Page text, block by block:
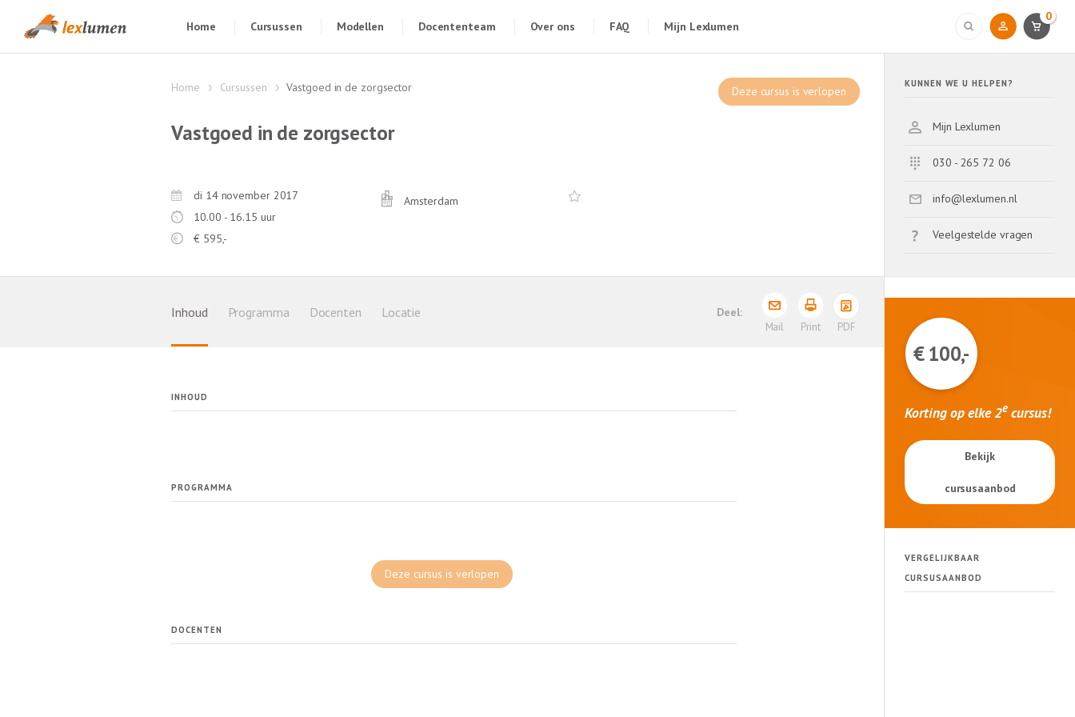
Home Cursussen Modellen Docententeam Over ons FAQ Mijn Lexlumen
0
Home Cursussen Vastgoed in de zorgsector Deze cursus is verlopen
Vastgoed in de zorgsector
di 14 november 2017
10.00 - 16.15 uur
€ 595,-
Amsterdam
Inhoud Programma Docenten Locatie
Mail Print PDF
INHOUD
PROGRAMMA
Deze cursus is verlopen
DOCENTEN
KUNNEN WE U HELPEN?
Mijn Lexlumen
030 - 265 72 06
info@lexlumen.nl
Veelgestelde vragen
€ 100,-
Korting op elke 2e cursus!
Bekijk
cursusaanbod
VERGELIJKBAAR
CURSUSAANBOD